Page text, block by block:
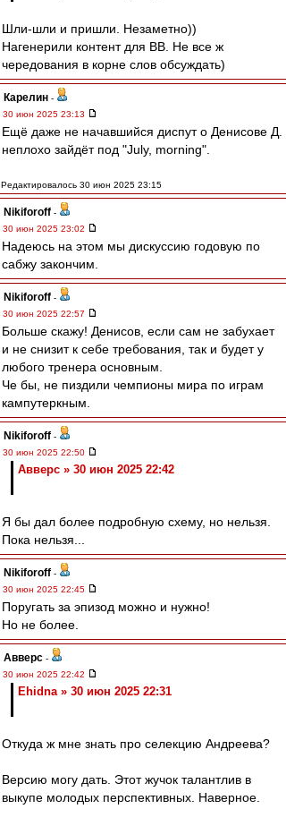
Шли-шли и пришли. Незаметно))
Нагенерили контент для ВВ. Не все ж
чередования в корне слов обсуждать)
Карелин -
30 июн 2025 23:13
Ещё даже не начавшийся диспут о Денисове Д.
неплохо зайдёт под "July, morning".
Редактировалось 30 июн 2025 23:15
Nikiforoff -
30 июн 2025 23:02
Надеюсь на этом мы дискуссию годовую по
сабжу закончим.
Nikiforoff -
30 июн 2025 22:57
Больше скажу! Денисов, если сам не забухает
и не снизит к себе требования, так и будет у
любого тренера основным.
Че бы, не пиздили чемпионы мира по играм
кампутеркным.
Nikiforoff -
30 июн 2025 22:50
Авверс » 30 июн 2025 22:42
Я бы дал более подробную схему, но нельзя.
Пока нельзя...
Nikiforoff -
30 июн 2025 22:45
Поругать за эпизод можно и нужно!
Но не более.
Авверс -
30 июн 2025 22:42
Ehidna » 30 июн 2025 22:31
Откуда ж мне знать про селекцию Андреева?
Версию могу дать. Этот жучок талантлив в
выкупе молодых перспективных. Наверное.